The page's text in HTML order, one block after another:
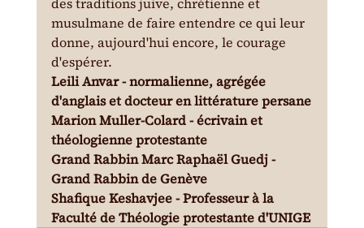
musulmane de faire entendre ce qui leur
donne, aujourd'hui encore, le courage
d'espérer.
Leili Anvar - normalienne, agrégée
d'anglais et docteur en littérature persane
Marion Muller-Colard - écrivain et
théologienne protestante
Grand Rabbin Marc Raphaël Guedj -
Grand Rabbin de Genève
Shafique Keshavjee - Professeur à la
Faculté de Théologie protestante d'UNIGE